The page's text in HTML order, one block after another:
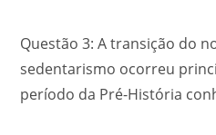
Questão 3: A transição do
sedentarismo ocorreu
período da Pré-História